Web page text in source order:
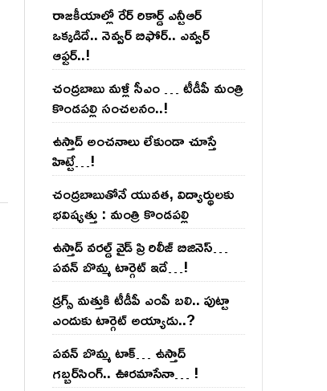
రాజ‌కీయాల్లో రేర్ రికార్డ్ ఎన్టీఆర్
ఒక్క‌డిదే.. నెవ్వ‌ర్ బిఫోర్‌.. ఎవ్వ‌ర్
ఆఫ్ట‌ర్‌..!
చంద్ర‌బాబు మ‌ళ్లీ సీఎం … టీడీపీ మంత్రి
కొండ‌ప‌ల్లి సంచ‌ల‌నం..!
ఉస్తాద్ అంచ‌నాలు లేకుండా చూస్తే
హిట్టే…!
చంద్ర‌బాబుతోనే యువ‌త‌, విద్యార్థుల‌కు
భ‌విష్య‌త్తు : మంత్రి కొండ‌ప‌ల్లి
ఉస్తాద్ వ‌ర‌ల్డ్ వైడ్ ప్రి రిలీజ్ బిజినెస్‌…
ప‌వ‌న్ బొమ్మ టార్గెట్ ఇదే…!
డ్రగ్స్ మత్తుకి టీడీపీ ఎంపీ బలి.. పుట్టా
ఎందుకు టార్గెట్ అయ్యాడు..?
ప‌వ‌న్ బొమ్మ టాక్‌… ఉస్తాద్
గ‌బ్బ‌ర్‌సింగ్‌.. ఊర‌మాసేనా… !